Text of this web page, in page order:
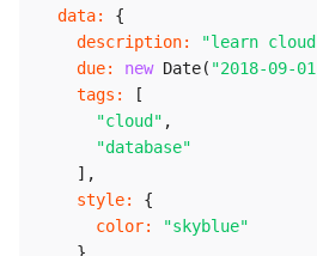
data:
{
description: "learn
due: new Date( "2018-09-
tags :
[
"cloud" ,
"database"
] ,
style:
{
color:
"skyblue"